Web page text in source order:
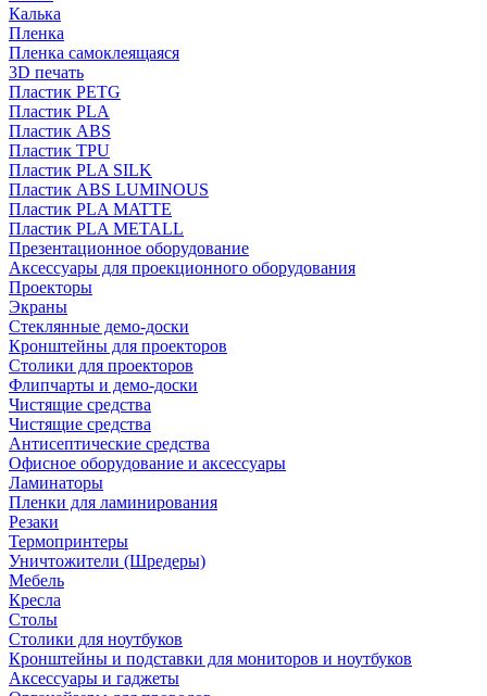
Калька
Пленка
Пленка самоклеящаяся
3D печать
Пластик PETG
Пластик PLA
Пластик ABS
Пластик TPU
Пластик PLA SILK
Пластик ABS LUMINOUS
Пластик PLA MATTE
Пластик PLA METALL
Презентационное оборудование
Аксессуары для проекционного оборудования
Проекторы
Экраны
Стеклянные демо-доски
Кронштейны для проекторов
Столики для проекторов
Флипчарты и демо-доски
Чистящие средства
Чистящие средства
Антисептические средства
Офисное оборудование и аксессуары
Ламинаторы
Пленки для ламинирования
Резаки
Термопринтеры
Уничтожители (Шредеры)
Мебель
Кресла
Столы
Столики для ноутбуков
Кронштейны и подставки для мониторов и ноутбуков
Аксессуары и гаджеты